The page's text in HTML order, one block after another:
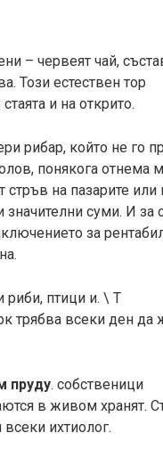
– червеят чай,
Този естествен тор
и на открито.
рибар, който не го
понякога отнема
на пазарите или
значителни суми. И
за
риби, птици и. \ T
трябва всеки ден да
пруду. собственици
в живом хранят.
ихтиолог.